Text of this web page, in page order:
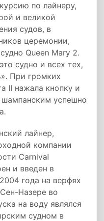
по лайнеру,
и великой
судов, в
церемонии,
Queen Mary 2.
судно и всех тех,
При громких
II нажала кнопку и
успешно
лайнер,
компании
Carnival
и введен в
года на верфях
Назере во
на воду являлся
судном в